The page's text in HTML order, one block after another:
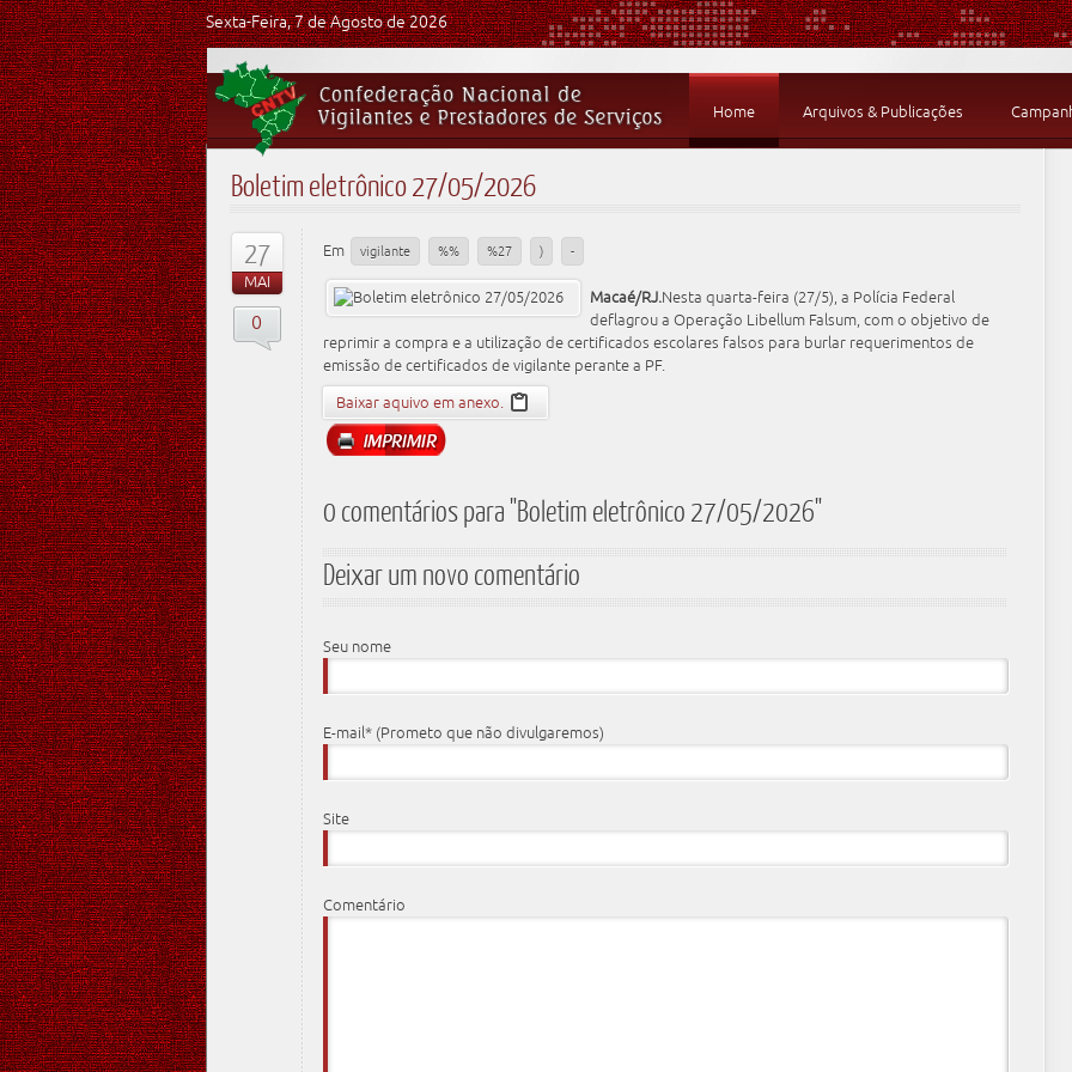
Sexta-Feira, 7 de Agosto de 2026
Home Arquivos & Publicações
Boletim eletrônico 27/05/2026
27
MAI
0
Em vigilante %% %27 ) -
Macaé/RJ.Nesta quarta-feira (27/5), a Polícia Federal
deflagrou a Operação Libellum Falsum, com o objetivo de
reprimir a compra e a utilização de certificados escolares falsos para burlar requerimentos de
emissão de certificados de vigilante perante a PF.
Baixar aquivo em anexo.
0 comentários para "Boletim eletrônico 27/05/2026"
Deixar um novo comentário
Seu nome
E-mail* (Prometo que não divulgaremos)
Site
Comentário